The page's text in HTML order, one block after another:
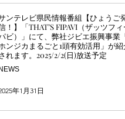
ンテレビ県民情報番組【ひょうご発
！】「THAT’S FIPAVI（ザッツフィ
ビ）」にて、弊社ジビエ振興事業「
ンジカまるごと1頭有効活用」が紹
れます。2025/2/2(日)放送予定
NEWS
年1月31日